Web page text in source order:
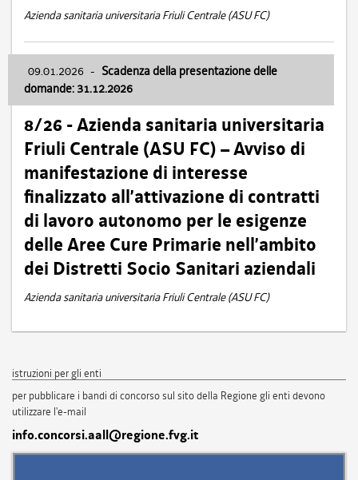
Azienda sanitaria universitaria Friuli Centrale (ASU FC)
09.01.2026 - Scadenza della presentazione delle
domande: 31.12.2026
8/26 - Azienda sanitaria universitaria
Friuli Centrale (ASU FC) – Avviso di
manifestazione di interesse
finalizzato all’attivazione di contratti
di lavoro autonomo per le esigenze
delle Aree Cure Primarie nell’ambito
dei Distretti Socio Sanitari aziendali
Azienda sanitaria universitaria Friuli Centrale (ASU FC)
istruzioni per gli enti
per pubblicare i bandi di concorso sul sito della Regione gli enti devono
utilizzare l'e-mail
info.concorsi.aall@regione.fvg.it